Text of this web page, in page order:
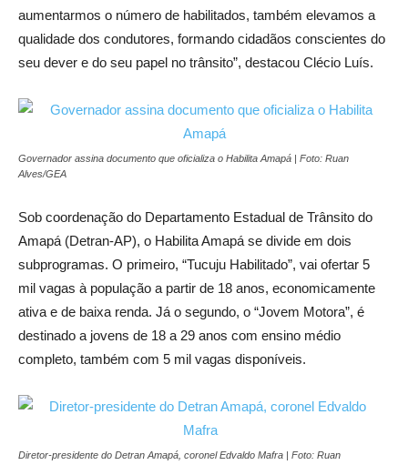
aumentarmos o número de habilitados, também elevamos a
qualidade dos condutores, formando cidadãos conscientes do
seu dever e do seu papel no trânsito”, destacou Clécio Luís.
Governador assina documento que oficializa o Habilita Amapá | Foto: Ruan
Alves/GEA
Sob coordenação do Departamento Estadual de Trânsito do
Amapá (Detran-AP), o Habilita Amapá se divide em dois
subprogramas. O primeiro, “Tucuju Habilitado”, vai ofertar 5
mil vagas à população a partir de 18 anos, economicamente
ativa e de baixa renda. Já o segundo, o “Jovem Motora”, é
destinado a jovens de 18 a 29 anos com ensino médio
completo, também com 5 mil vagas disponíveis.
Diretor-presidente do Detran Amapá, coronel Edvaldo Mafra | Foto: Ruan